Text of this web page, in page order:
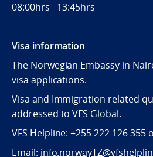
08:00hrs - 13:45hrs
Visa information
The Norwegian Embassy in
visa applications.
Visa and Immigration related
addressed to VFS Global.
VFS Helpline: +255 222 126 355
Email: